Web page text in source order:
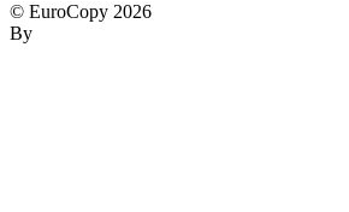
© EuroCopy 2026
By